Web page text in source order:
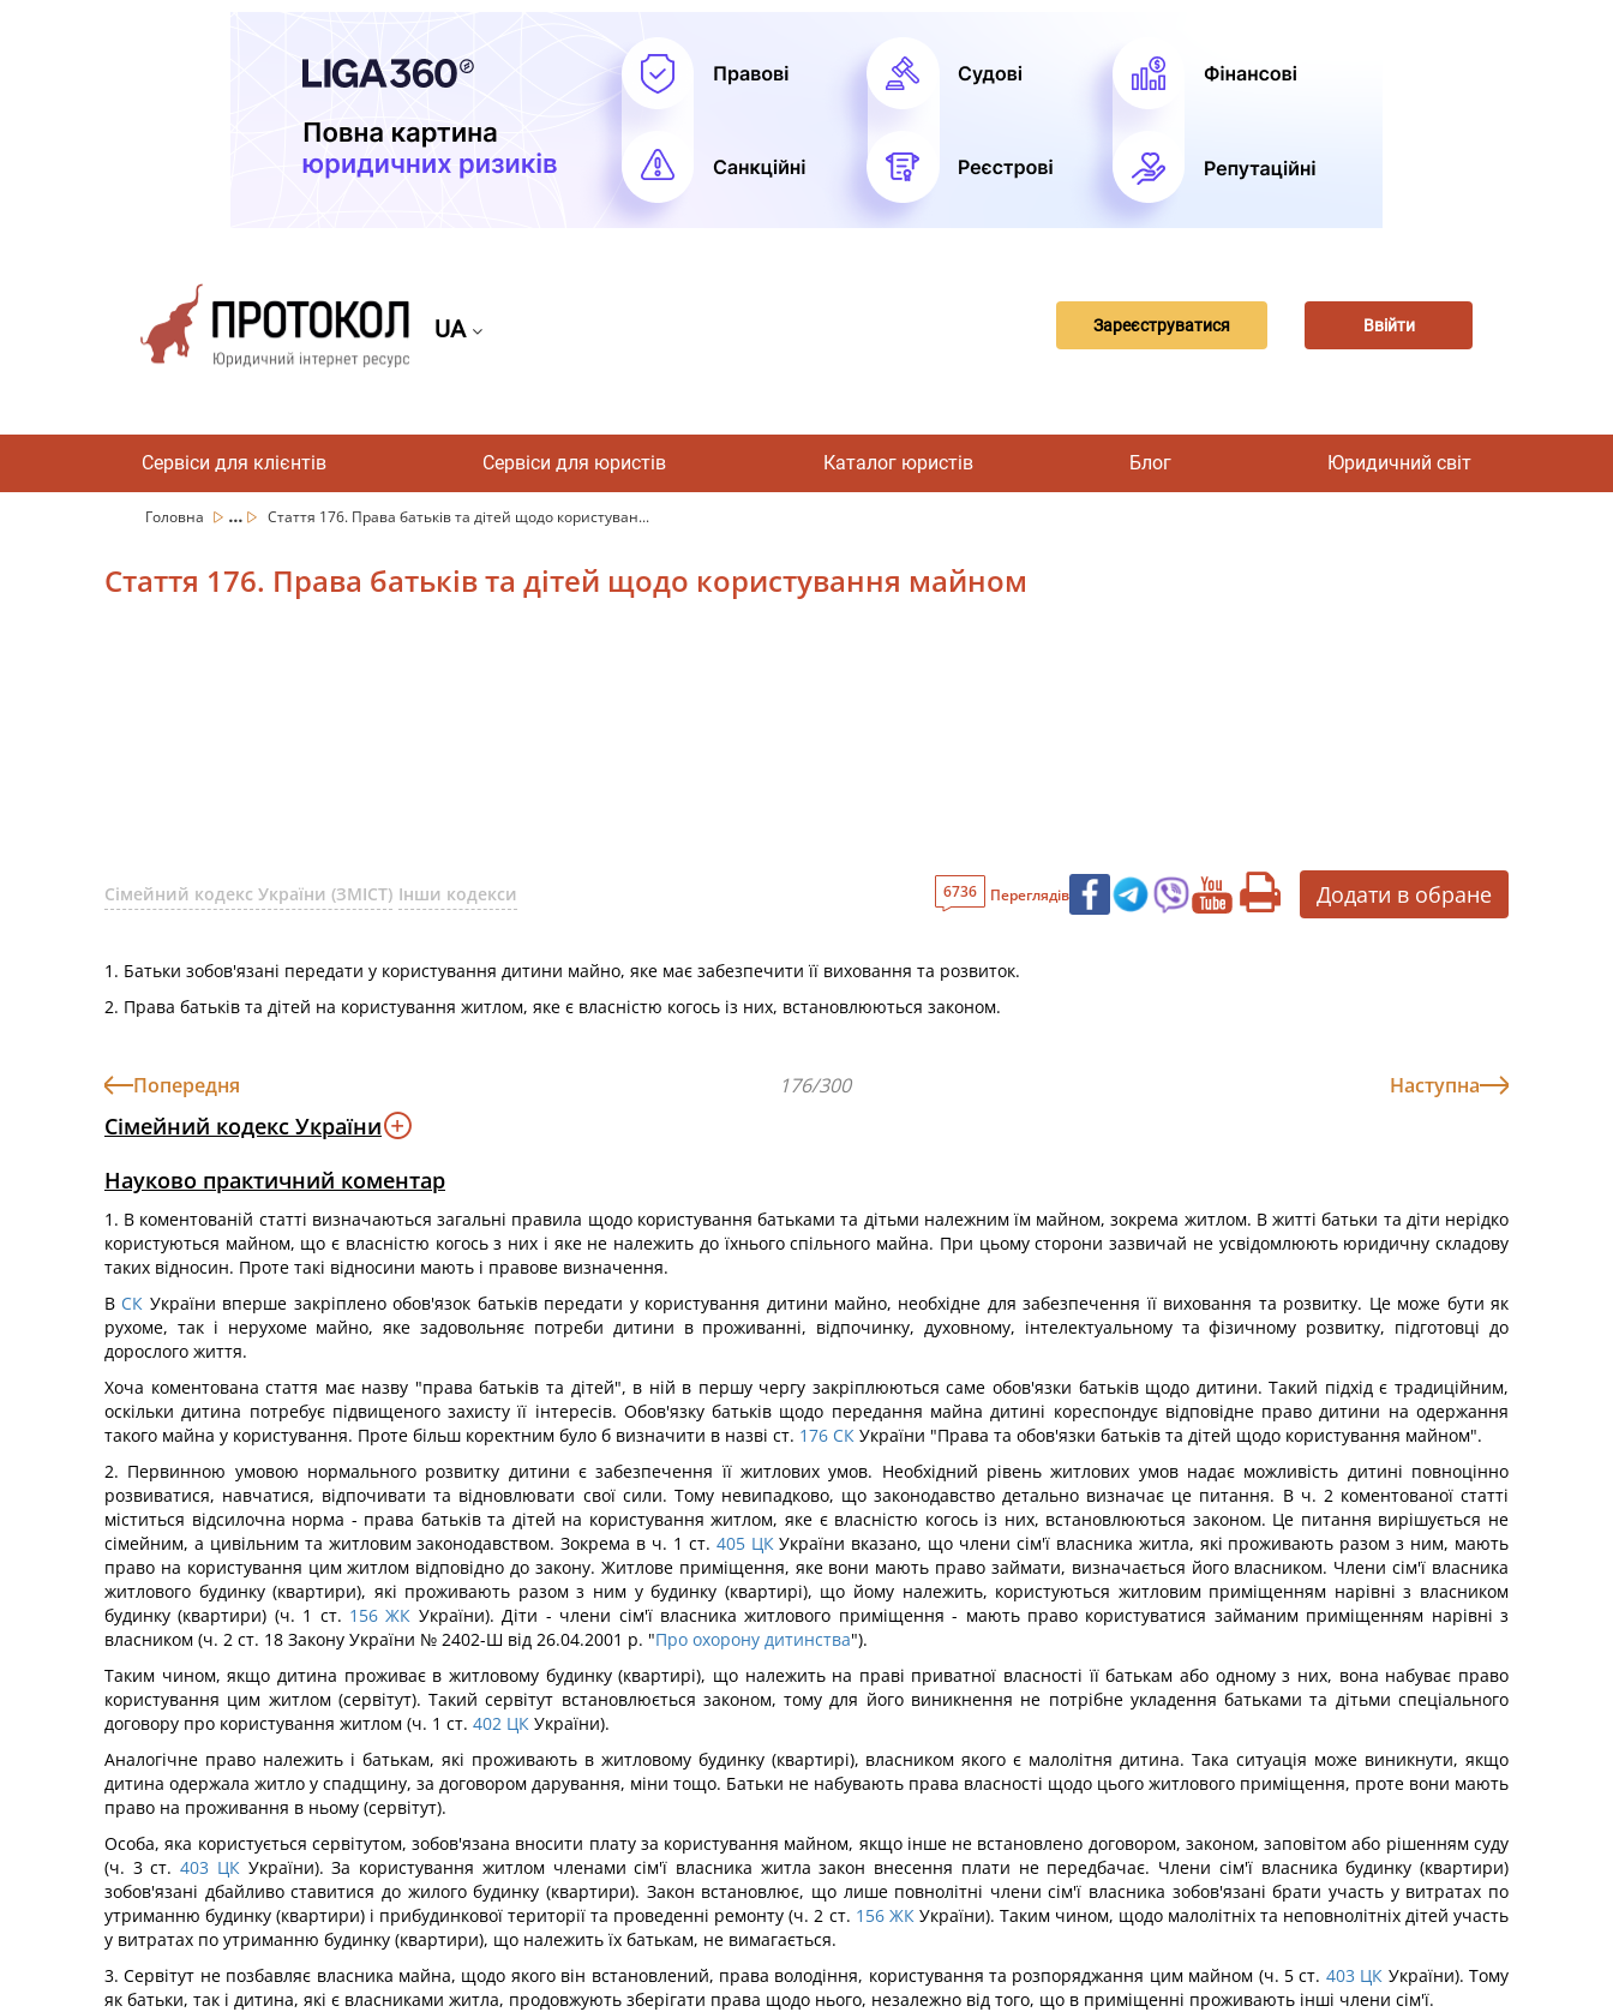
UA Зареєструватися Ввійти
Сервіси для клієнтів Сервіси для юристів Каталог юристів Блог Юридичний світ
Головна ... Стаття 176. Права батьків та дітей щодо користуван...
Стаття 176. Права батьків та дітей щодо користування майном
Сімейний кодекс України (ЗМІСТ) Інши кодекси 6736 Переглядів Додати в обране
1. Батьки зобов'язані передати у користування дитини майно, яке має забезпечити її виховання та розвиток.
2. Права батьків та дітей на користування житлом, яке є власністю когось із них, встановлюються законом.
Попередня 176/300 Наступна
Сімейний кодекс України
Науково практичний коментар
1. В коментованій статті визначаються загальні правила щодо користування батьками та дітьми належним їм майном, зокрема житлом. В житті батьки та діти нерідко
користуються майном, що є власністю когось з них і яке не належить до їхнього спільного майна. При цьому сторони зазвичай не усвідомлюють юридичну складову
таких відносин. Проте такі відносини мають і правове визначення.
В СК України вперше закріплено обов'язок батьків передати у користування дитини майно, необхідне для забезпечення її виховання та розвитку. Це може бути як
рухоме, так і нерухоме майно, яке задовольняє потреби дитини в проживанні, відпочинку, духовному, інтелектуальному та фізичному розвитку, підготовці до
дорослого життя.
Хоча коментована стаття має назву "права батьків та дітей", в ній в першу чергу закріплюються саме обов'язки батьків щодо дитини. Такий підхід є традиційним,
оскільки дитина потребує підвищеного захисту її інтересів. Обов'язку батьків щодо передання майна дитині кореспондує відповідне право дитини на одержання
такого майна у користування. Проте більш коректним було б визначити в назві ст. 176 СК України "Права та обов'язки батьків та дітей щодо користування майном".
2. Первинною умовою нормального розвитку дитини є забезпечення її житлових умов. Необхідний рівень житлових умов надає можливість дитині повноцінно
розвиватися, навчатися, відпочивати та відновлювати свої сили. Тому невипадково, що законодавство детально визначає це питання. В ч. 2 коментованої статті
міститься відсилочна норма - права батьків та дітей на користування житлом, яке є власністю когось із них, встановлюються законом. Це питання вирішується не
сімейним, а цивільним та житловим законодавством. Зокрема в ч. 1 ст. 405 ЦКУкраїни вказано, що члени сім'ї власника житла, які проживають разом з ним, мають
право на користування цим житлом відповідно до закону. Житлове приміщення, яке вони мають право займати, визначається його власником. Члени сім'ї власника
житлового будинку (квартири), які проживають разом з ним у будинку (квартирі), що йому належить, користуються житловим приміщенням нарівні з власником
будинку (квартири) (ч. 1 ст. 156ЖК України). Діти - члени сім'ї власника житлового приміщення - мають право користуватися займаним приміщенням нарівні з
власником (ч. 2 ст. 18 Закону України № 2402-Ш від 26.04.2001 р. "Про охорону дитинства").
Таким чином, якщо дитина проживає в житловому будинку (квартирі), що належить на праві приватної власності її батькам або одному з них, вона набуває право
користування цим житлом (сервітут). Такий сервітут встановлюється законом, тому для його виникнення не потрібне укладення батьками та дітьми спеціального
договору про користування житлом (ч. 1 ст. 402 ЦК України).
Аналогічне право належить і батькам, які проживають в житловому будинку (квартирі), власником якого є малолітня дитина. Така ситуація може виникнути, якщо
дитина одержала житло у спадщину, за договором дарування, міни тощо. Батьки не набувають права власності щодо цього житлового приміщення, проте вони мають
право на проживання в ньому (сервітут).
Особа, яка користується сервітутом, зобов'язана вносити плату за користування майном, якщо інше не встановлено договором, законом, заповітом або рішенням суду
(ч. 3 ст. 403 ЦКУкраїни). За користування житлом членами сім'ї власника житла закон внесення плати не передбачає. Члени сім'ї власника будинку (квартири)
зобов'язані дбайливо ставитися до жилого будинку (квартири). Закон встановлює, що лише повнолітні члени сім'ї власника зобов'язані брати участь у витратах по
утриманню будинку (квартири) і прибудинкової території та проведенні ремонту (ч. 2 ст. 156 ЖКУкраїни). Таким чином, щодо малолітніх та неповнолітніх дітей участь
у витратах по утриманню будинку (квартири), що належить їх батькам, не вимагається.
3. Сервітут не позбавляє власника майна, щодо якого він встановлений, права володіння, користування та розпоряджання цим майном (ч. 5 ст. 403 ЦК України). Тому
як батьки, так і дитина, які є власниками житла, продовжують зберігати права щодо нього, незалежно від того, що в приміщенні проживають інші члени сім'ї.